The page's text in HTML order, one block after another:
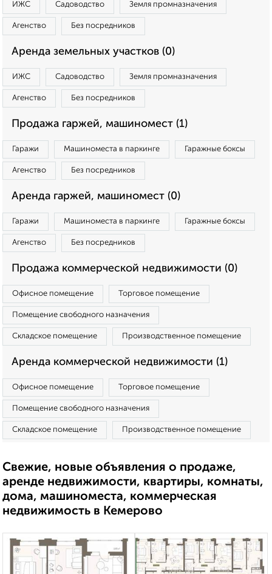
ИЖС Садоводство Земля промназначения
Агенство Без посредников
Аренда земельных участков (0)
ИЖС Садоводство Земля промназначения
Агенство Без посредников
Продажа гаржей, машиномест (1)
Гаражи Машиноместа в паркинге Гаражные боксы
Агенство Без посредников
Аренда гаржей, машиномест (0)
Гаражи Машиноместа в паркинге Гаражные боксы
Агенство Без посредников
Продажа коммерческой недвижимости (0)
Офисное помещение Торговое помещение
Помещение свободного назначения
Складское помещение Производственное помещение
Аренда коммерческой недвижимости (1)
Офисное помещение Торговое помещение
Помещение свободного назначения
Складское помещение Производственное помещение
Свежие, новые объявления о продаже,
аренде недвижимости, квартиры, комнаты,
дома, машиноместа, коммерческая
недвижимость в Кемерово